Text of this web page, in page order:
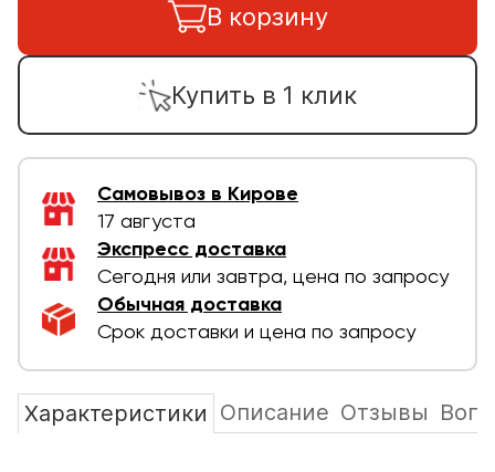
В корзину
Купить в 1 клик
Самовывоз в Кирове
17 августа
Экспресс доставка
Сегодня или завтра, цена по запросу
Обычная доставка
Срок доставки и цена по запросу
Характеристики Описание Отзывы